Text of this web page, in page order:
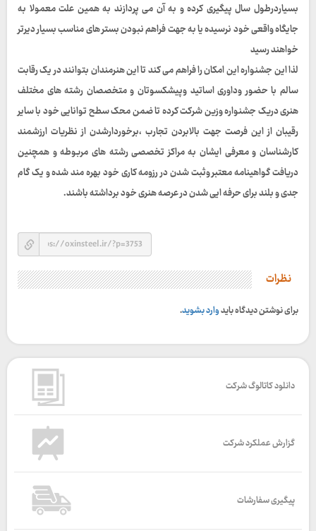
بسیاردرطول سال پیگیری کرده و به آن می پردازند به همین علت معمولا به
جایگاه واقعی خود نرسیده یا به جهت فراهم نبودن بستر های مناسب بسیار دیرتر
خواهند رسید
لذا این جشنواره این امکان را فراهم می کند تا این هنرمندان بتوانند در یک رقابت
سالم با حضور وداوری اساتید وپیشکسوتان و متخصصان رشته های مختلف
هنری دریک جشنواره وزین شرکت کرده تا ضمن محک سطح توانایی خود با سایر
رقیبان از این فرصت جهت بالابردن تجارب ،برخوردارشدن از نظریات ارزشمند
کارشناسان و معرفی ایشان به مراکز تخصصی رشته های مربوطه و همچنین
دریافت گواهینامه معتبر وثبت شدن در رزومه کاری خود بهره مند شده و یک گام
جدی و بلند برای حرفه ایی شدن در عرصه هنری خود برداشته باشند.
نظرات
برای نوشتن دیدگاه بایدوارد بشوید.
دانلود کاتالوگ شرکت
گزارش عملکرد شرکت
پیگیری سفارشات